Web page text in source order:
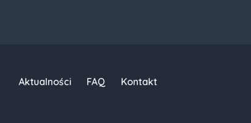
Aktualności FAQ Kontakt